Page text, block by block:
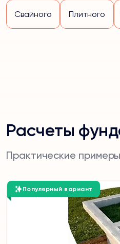
Свайного Плитного
Расчеты
Практические
Популярный вариант